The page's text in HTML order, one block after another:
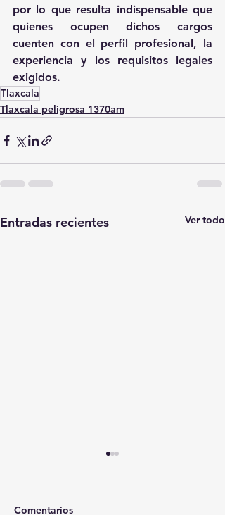
por lo que resulta indispensable que
quienes ocupen dichos cargos
cuenten con el perfil profesional, la
experiencia y los requisitos legales
exigidos.
Tlaxcala
Tlaxcala peligrosa 1370am
Entradas recientes Ver todo
Comentarios